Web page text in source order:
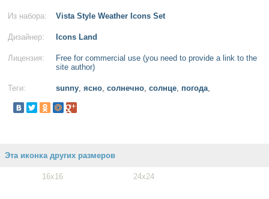
Из набора: Vista Style Weather Icons Set
Дизайнер: Icons Land
Лицензия:
Free for commercial use (you need to provide a link to the
site author)
Теги: sunny, ясно, солнечно, солнце, погода,
Эта иконка других размеров
16x16 24x24